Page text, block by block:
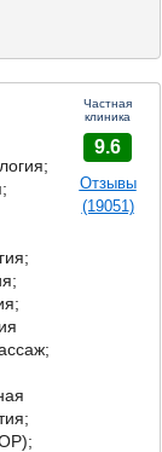
Частная
клиника
9.6
Отзывы
(19051)